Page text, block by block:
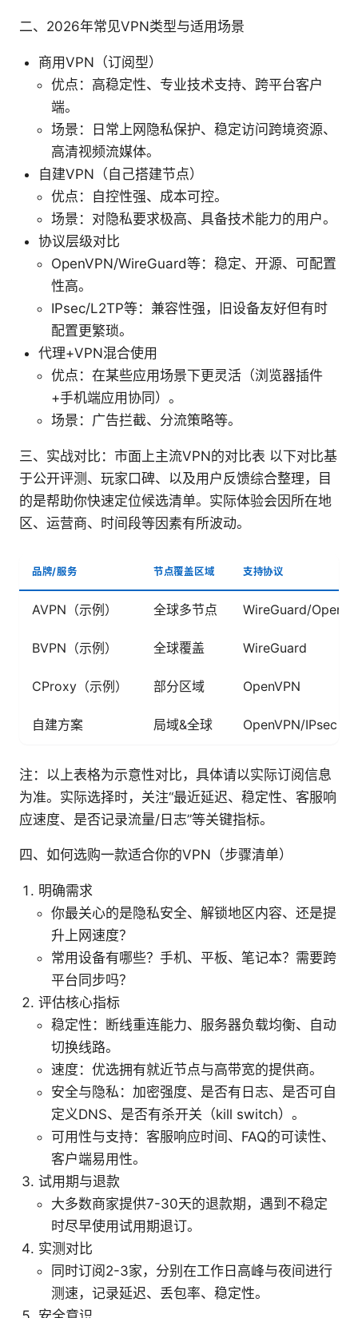
二、2026年常见VPN类型与适用场景
商用VPN（订阅型）
优点：高稳定性、专业技术支持、跨平台客户
端。
场景：日常上网隐私保护、稳定访问跨境资源、
高清视频流媒体。
自建VPN（自己搭建节点）
优点：自控性强、成本可控。
场景：对隐私要求极高、具备技术能力的用户。
协议层级对比
OpenVPN/WireGuard等：稳定、开源、可配置
性高。
IPsec/L2TP等：兼容性强，旧设备友好但有时
配置更繁琐。
代理+VPN混合使用
优点：在某些应用场景下更灵活（浏览器插件
+手机端应用协同）。
场景：广告拦截、分流策略等。
三、实战对比：市面上主流VPN的对比表 以下对比基
于公开评测、玩家口碑、以及用户反馈综合整理，目
的是帮助你快速定位候选清单。实际体验会因所在地
区、运营商、时间段等因素有所波动。
品牌/服务 节点覆盖区域 支持协议
AVPN（示例） 全球多节点 WireGuard/
BVPN（示例） 全球覆盖 WireGuard
CProxy（示例） 部分区域 OpenVPN
自建方案 局域&全球 OpenVPN/IPsec
注：以上表格为示意性对比，具体请以实际订阅信息
为准。实际选择时，关注“最近延迟、稳定性、客服响
应速度、是否记录流量/日志”等关键指标。
四、如何选购一款适合你的VPN（步骤清单）
明确需求
你最关心的是隐私安全、解锁地区内容、还是提
升上网速度？
常用设备有哪些？手机、平板、笔记本？需要跨
平台同步吗？
评估核心指标
稳定性：断线重连能力、服务器负载均衡、自动
切换线路。
速度：优选拥有就近节点与高带宽的提供商。
安全与隐私：加密强度、是否有日志、是否可自
定义DNS、是否有杀开关（kill switch）。
可用性与支持：客服响应时间、FAQ的可读性、
客户端易用性。
试用期与退款
大多数商家提供7-30天的退款期，遇到不稳定
时尽早使用试用期退订。
实测对比
同时订阅2-3家，分别在工作日高峰与夜间进行
测速，记录延迟、丢包率、稳定性。